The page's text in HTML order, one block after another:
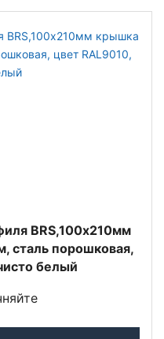
BRS,100х210мм
сталь порошковая,
белый